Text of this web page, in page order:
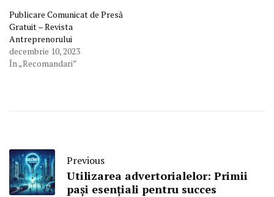
Publicare Comunicat de Presă
Gratuit – Revista
Antreprenorului
decembrie 10, 2023
În „Recomandari”
Previous
Utilizarea advertorialelor: Primii
pași esențiali pentru succes